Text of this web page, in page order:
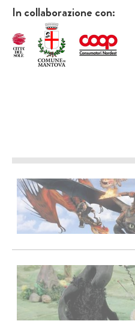
In collaborazione con: